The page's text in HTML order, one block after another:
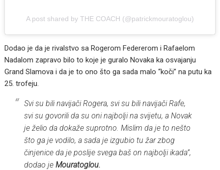
A post shared by THE COACH (@patrickmouratoglou)
Dodao je da je rivalstvo sa Rogerom Federerom i Rafaelom
Nadalom zapravo bilo to koje je guralo Novaka ka osvajanju
Grand Slamova i da je to ono što ga sada malo “koči” na putu ka
25. trofeju.
Svi su bili navijači Rogera, svi su bili navijači Rafe,
svi su govorili da su oni najbolji na svijetu, a Novak
je želio da dokaže suprotno. Mislim da je to nešto
što ga je vodilo, a sada je izgubio tu žar zbog
činjenice da je poslije svega baš on najbolji ikada”,
dodao jeMouratoglou.